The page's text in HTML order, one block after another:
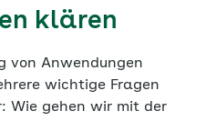
klären
von Anwendungen
wichtige Fragen
Wie gehen wir mit der